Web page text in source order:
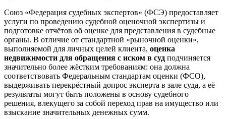
Союз «Федерация судебных экспертов» (ФСЭ) предоставляет
услуги по проведению судебной оценочной экспертизы и
подготовке отчётов об оценке для представления в судебные
органы. В отличие от стандартной «рыночной оценки»,
выполняемой для личных целей клиента, оценка
недвижимости для обращения с иском в суд подчиняется
значительно более жёстким требованиям: она должна
соответствовать Федеральным стандартам оценки (ФСО),
выдерживать перекрёстный допрос эксперта в зале суда, а её
результаты могут быть положены в основу судебного
решения, влекущего за собой переход прав на имущество или
взыскание значительных денежных сумм.